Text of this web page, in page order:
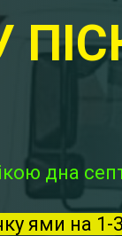
дна
ями на 1-